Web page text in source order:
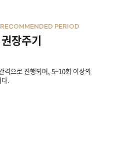
장주기
PERIOD
격으로 진행되며, 5~10회 이상의
.